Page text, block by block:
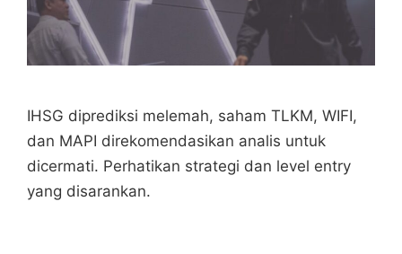
IHSG diprediksi melemah, saham TLKM, WIFI,
dan MAPI direkomendasikan analis untuk
dicermati. Perhatikan strategi dan level entry
yang disarankan.